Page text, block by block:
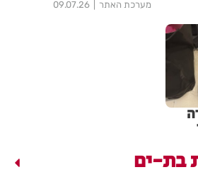
מערכת האתר 09.07.26
בת-ים